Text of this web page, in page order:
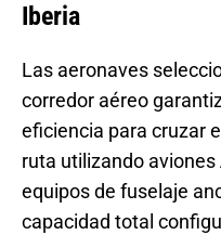
Iberia
Las aeronaves
corredor aéreo
eficiencia para cruzar
ruta utilizando aviones
equipos de fuselaje
capacidad total